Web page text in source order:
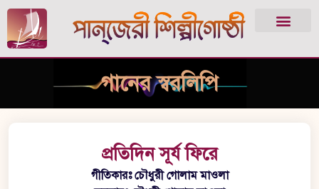
গানের স্বরলিপি
প্রতিদিন সূর্য ফিরে
গীতিকারঃ চৌধুরী গোলাম মাওলা